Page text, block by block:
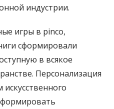
индустрии.
игры в pinco,
сформировали
в всякое
Персонализация
искусственного